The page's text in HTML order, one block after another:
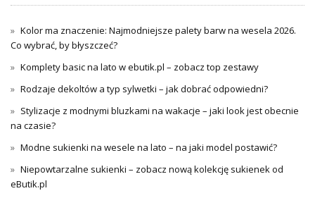
Kolor ma znaczenie: Najmodniejsze palety barw na wesela 2026.
Co wybrać, by błyszczeć?
Komplety basic na lato w ebutik.pl – zobacz top zestawy
Rodzaje dekoltów a typ sylwetki – jak dobrać odpowiedni?
Stylizacje z modnymi bluzkami na wakacje – jaki look jest obecnie
na czasie?
Modne sukienki na wesele na lato – na jaki model postawić?
Niepowtarzalne sukienki – zobacz nową kolekcję sukienek od
eButik.pl